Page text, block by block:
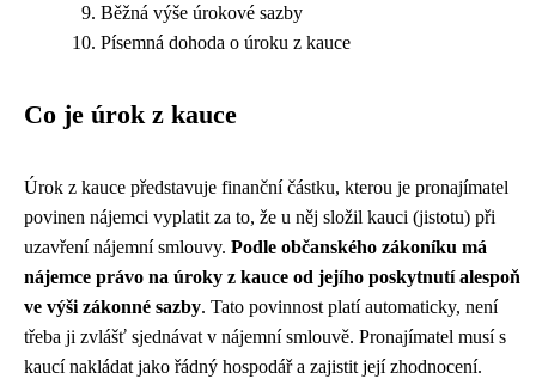
Běžná výše úrokové sazby
Písemná dohoda o úroku z kauce
Co je úrok z kauce
Úrok z kauce představuje finanční částku, kterou je pronajímatel
povinen nájemci vyplatit za to, že u něj složil kauci (jistotu) při
uzavření nájemní smlouvy. Podle občanského zákoníku má
nájemce právo na úroky z kauce od jejího poskytnutí alespoň
ve výši zákonné sazby. Tato povinnost platí automaticky, není
třeba ji zvlášť sjednávat v nájemní smlouvě. Pronajímatel musí s
kaucí nakládat jako řádný hospodář a zajistit její zhodnocení.